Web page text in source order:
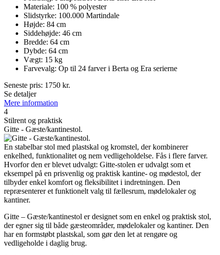
Materiale: 100 % polyester
Slidstyrke: 100.000 Martindale
Højde: 84 cm
Siddehøjde: 46 cm
Bredde: 64 cm
Dybde: 64 cm
Vægt: 15 kg
Farvevalg: Op til 24 farver i Berta og Era serierne
Seneste pris: 1750 kr.
Se detaljer
Mere information
4
Stilrent og praktisk
Gitte - Gæste/kantinestol.
En stabelbar stol med plastskal og kromstel, der kombinerer
enkelhed, funktionalitet og nem vedligeholdelse. Fås i flere farver.
Hvorfor den er blevet udvalgt: Gitte-stolen er udvalgt som et
eksempel på en prisvenlig og praktisk kantine- og mødestol, der
tilbyder enkel komfort og fleksibilitet i indretningen. Den
repræsenterer et funktionelt valg til fællesrum, mødelokaler og
kantiner.
Gitte – Gæste/kantinestol er designet som en enkel og praktisk stol,
der egner sig til både gæsteområder, mødelokaler og kantiner. Den
har en formstøbt plastskal, som gør den let at rengøre og
vedligeholde i daglig brug.